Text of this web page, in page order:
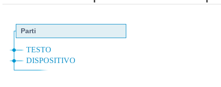
alla trascrizione del
abbiano trascritto un
trascrizione del sequestro di